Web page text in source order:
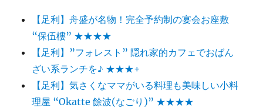
【足利】舟盛が名物！完全予約制の宴会お座敷
“保伍樓” ★★★★
【足利】”フォレスト” 隠れ家的カフェでおばん
ざい系ランチを♪ ★★★+
【足利】気さくなママがいる料理も美味しい小料
理屋 “Okatte 餘波(なごり)” ★★★★